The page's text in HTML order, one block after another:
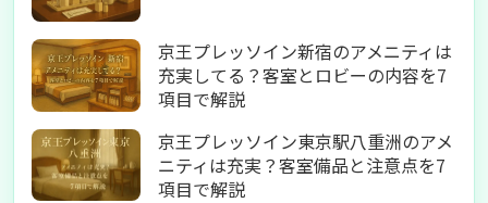
京王プレッソイン新宿のアメニティは
充実してる？客室とロビーの内容を7
項目で解説
京王プレッソイン東京駅八重洲のアメ
ニティは充実？客室備品と注意点を7
項目で解説